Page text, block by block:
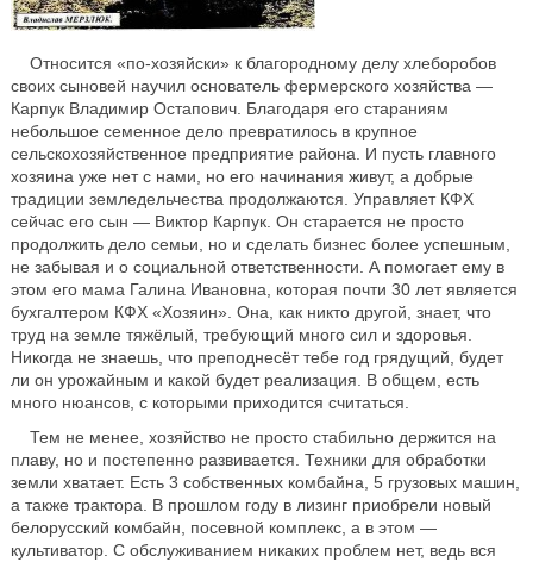
Относится «по-хозяйски» к благородному делу хлеборобов
своих сыновей научил основатель фермерского хозяйства —
Карпук Владимир Остапович. Благодаря его стараниям
небольшое семенное дело превратилось в крупное
сельскохозяйственное предприятие района. И пусть главного
хозяина уже нет с нами, но его начинания живут, а добрые
традиции земледельчества продолжаются. Управляет КФХ
сейчас его сын — Виктор Карпук. Он старается не просто
продолжить дело семьи, но и сделать бизнес более успешным,
не забывая и о социальной ответственности. А помогает ему в
этом его мама Галина Ивановна, которая почти 30 лет является
бухгалтером КФХ «Хозяин». Она, как никто другой, знает, что
труд на земле тяжёлый, требующий много сил и здоровья.
Никогда не знаешь, что преподнесёт тебе год грядущий, будет
ли он урожайным и какой будет реализация. В общем, есть
много нюансов, с которыми приходится считаться.
Тем не менее, хозяйство не просто стабильно держится на
плаву, но и постепенно развивается. Техники для обработки
земли хватает. Есть 3 собственных комбайна, 5 грузовых машин,
а также трактора. В прошлом году в лизинг приобрели новый
белорусский комбайн, посевной комплекс, а в этом —
культиватор. С обслуживанием никаких проблем нет, ведь вся